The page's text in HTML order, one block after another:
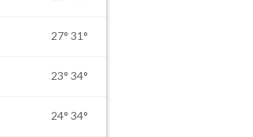
27° 31°
23° 34°
24° 34°